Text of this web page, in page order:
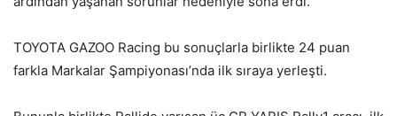
TOYOTA GAZOO Racing bu sonuçlarla birlikte 24 puan
farkla Markalar Şampiyonası’nda ilk sıraya yerleşti.